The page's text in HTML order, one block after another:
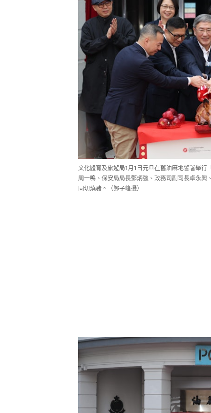
文化體育及旅遊局1月1日元旦在舊油麻地警署舉
周一鳴、保安局局長鄧炳強、政務司副司長卓永
同切燒豬。（鄭子峰攝）